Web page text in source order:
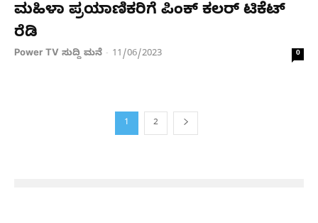
ಮಹಿಳಾ ಪ್ರಯಾಣಿಕರಿಗೆ ಪಿಂಕ್ ಕಲರ್ ಟಿಕೆಟ್
ರೆಡಿ
Power TV ಸುದ್ದಿ ಮನೆ - 11/06/2023 0
1 2